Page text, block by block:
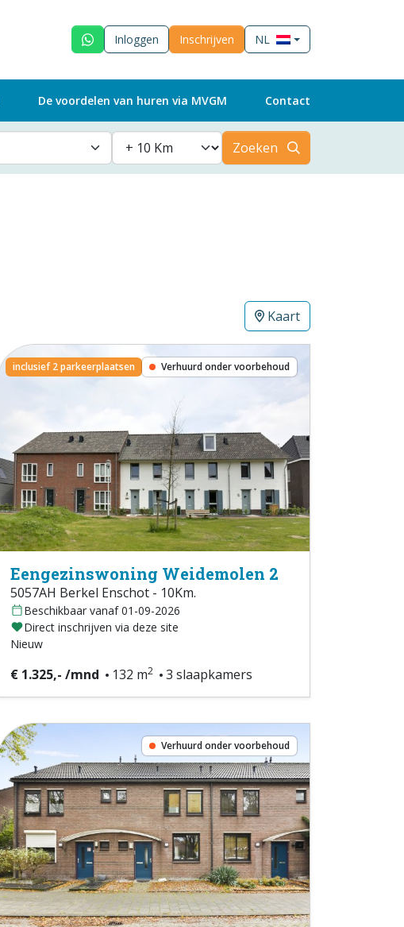
Inloggen Inschrijven NL
De voordelen van huren via MVGM Contact
Zoeken
Kaart
inclusief 2 parkeerplaatsen Verhuurd onder voorbehoud
Eengezinswoning Weidemolen 2
5057AH Berkel Enschot - 10Km.
Beschikbaar vanaf 01-09-2026
Direct inschrijven via deze site
Nieuw
€ 1.325,- /mnd 132 m2 3 slaapkamers
Verhuurd onder voorbehoud